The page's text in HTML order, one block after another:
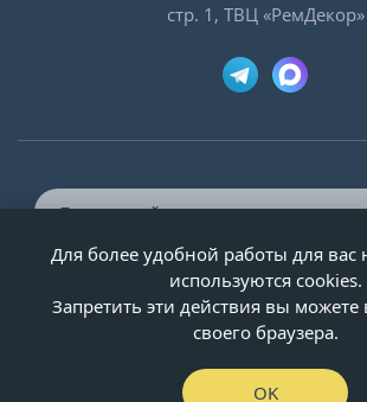
стр. 1, ТВЦ «РемДекор»
© ООО «Двери-и-точка», ИНН
Для более удобной работы для вас
используются cookies.
Запретить эти действия вы можете
своего браузера.
OK